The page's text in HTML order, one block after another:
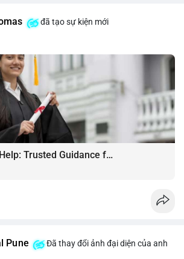
đã tạo sự kiện mới
My Assignment Help: Trusted Guidance for Academic Excellence
Pune
Đã thay đổi ảnh đại diện của anh